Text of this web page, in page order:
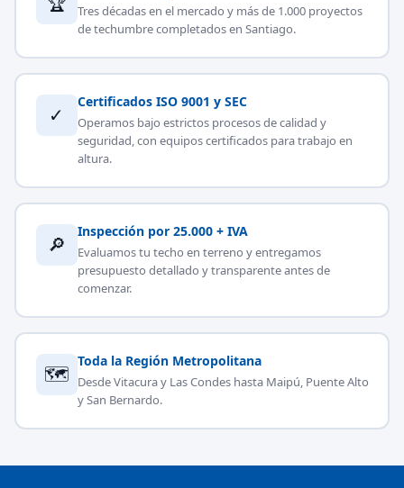
Tres décadas en el mercado y más de 1.000 proyectos
de techumbre completados en Santiago.
✓
Certificados ISO 9001 y SEC
Operamos bajo estrictos procesos de calidad y
seguridad, con equipos certificados para trabajo en
altura.
🔎
Inspección por 25.000 + IVA
Evaluamos tu techo en terreno y entregamos
presupuesto detallado y transparente antes de
comenzar.
🗺
Toda la Región Metropolitana
Desde Vitacura y Las Condes hasta Maipú, Puente Alto
y San Bernardo.